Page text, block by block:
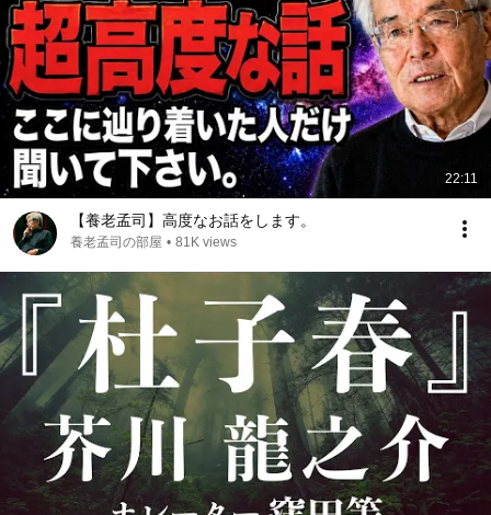
22:11
【養老孟司】高度なお話をします。
養老孟司の部屋 • 81K views